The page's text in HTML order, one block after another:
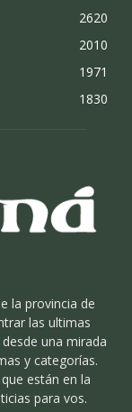
2620
2010
1971
1830
la provincia de
las ultimas
una mirada
y categorías.
están en la
para vos.